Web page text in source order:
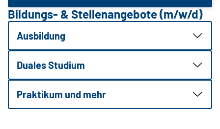
Bildungs- & Stellenangebote (m/w/d)
Ausbildung
Duales Studium
Praktikum und mehr